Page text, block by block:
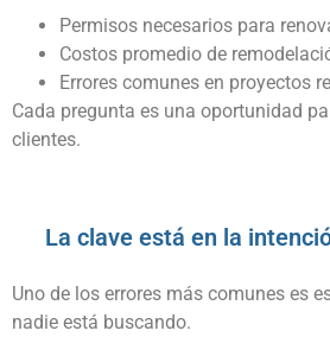
Permisos necesarios para
Costos promedio de
Errores comunes en proyectos
Cada pregunta es una oportunidad
clientes.
La clave está en la
Uno de los errores más comunes es
nadie está buscando.